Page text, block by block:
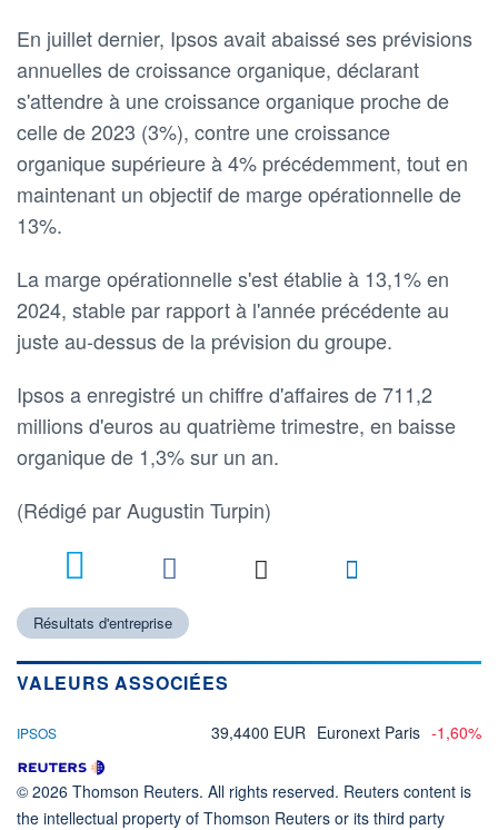
En juillet dernier, Ipsos avait abaissé ses prévisions
annuelles de croissance organique, déclarant
s'attendre à une croissance organique proche de
celle de 2023 (3%), contre une croissance
organique supérieure à 4% précédemment, tout en
maintenant un objectif de marge opérationnelle de
13%.
La marge opérationnelle s'est établie à 13,1% en
2024, stable par rapport à l'année précédente au
juste au-dessus de la prévision du groupe.
Ipsos a enregistré un chiffre d'affaires de 711,2
millions d'euros au quatrième trimestre, en baisse
organique de 1,3% sur un an.
(Rédigé par Augustin Turpin)
Résultats d'entreprise
VALEURS ASSOCIÉES
IPSOS 39,4400 EUR Euronext Paris -1,60%
© 2026 Thomson Reuters. All rights reserved. Reuters content is
the intellectual property of Thomson Reuters or its third party